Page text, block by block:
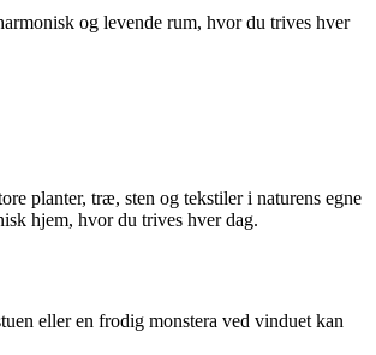
og levende rum, hvor du trives hver
planter, træ, sten og tekstiler i naturens egne
hjem, hvor du trives hver dag.
eller en frodig monstera ved vinduet kan